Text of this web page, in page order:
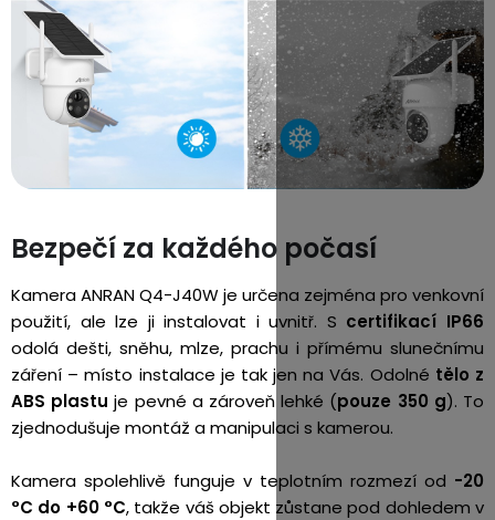
Bezpečí za každého počasí
Kamera ANRAN Q4-J40W je určena zejména pro venkovní
použití, ale lze ji instalovat i uvnitř. S certifikací IP66
odolá dešti, sněhu, mlze, prachu i přímému slunečnímu
záření – místo instalace je tak jen na Vás. Odolné tělo z
ABS plastu je pevné a zároveň lehké (pouze 350 g). To
zjednodušuje montáž a manipulaci s kamerou.
Kamera spolehlivě funguje v teplotním rozmezí od -20
°C do +60 °C, takže váš objekt zůstane pod dohledem v